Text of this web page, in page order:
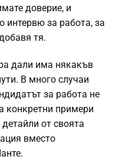
доверие, и
интервю за работа, за
тя.
дали има някакъв
В много случаи
за работа не
конкретни примери
от своята
вместо